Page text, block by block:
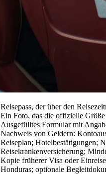
Reisepass, der über den
Ein Foto, das die offizielle
Ausgefülltes Formular mit
Nachweis von Geldern:
Reiseplan; Hotelbestätigungen;
Reisekrankenversicherung;
Kopie früherer Visa oder
Honduras; optionale